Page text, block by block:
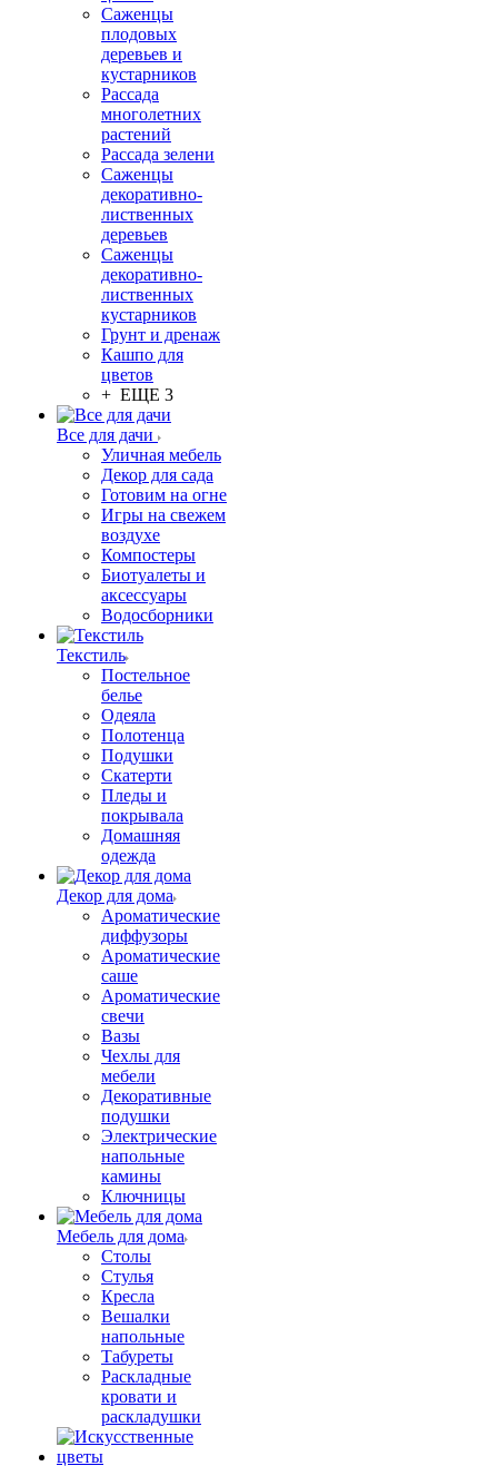
Саженцы
плодовых
деревьев и
кустарников
Рассада
многолетних
растений
Рассада зелени
Саженцы
декоративно-
лиственных
деревьев
Саженцы
декоративно-
лиственных
кустарников
Грунт и дренаж
Кашпо для
цветов
+ ЕЩЕ 3
Все для дачи
Уличная мебель
Декор для сада
Готовим на огне
Игры на свежем
воздухе
Компостеры
Биотуалеты и
аксессуары
Водосборники
Текстиль
Постельное
белье
Одеяла
Полотенца
Подушки
Скатерти
Пледы и
покрывала
Домашняя
одежда
Декор для дома
Ароматические
диффузоры
Ароматические
саше
Ароматические
свечи
Вазы
Чехлы для
мебели
Декоративные
подушки
Электрические
напольные
камины
Ключницы
Мебель для дома
Столы
Стулья
Кресла
Вешалки
напольные
Табуреты
Раскладные
кровати и
раскладушки